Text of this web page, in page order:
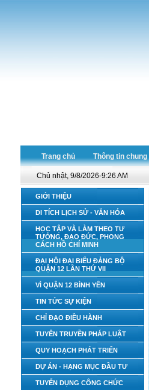
Trang chủ Thông tin chung
Chủ nhật, 9/8/2026-9:26 AM
GIỚI THIỆU
DI TÍCH LỊCH SỬ - VĂN HÓA
HỌC TẬP VÀ LÀM THEO TƯ
TƯỞNG, ĐẠO ĐỨC, PHONG
CÁCH HỒ CHÍ MINH
ĐẠI HỘI ĐẠI BIỂU ĐẢNG BỘ
QUẬN 12 LẦN THỨ VII
VÌ QUẬN 12 BÌNH YÊN
TIN TỨC SỰ KIỆN
CHỈ ĐẠO ĐIỀU HÀNH
TUYÊN TRUYỀN PHÁP LUẬT
QUY HOẠCH PHÁT TRIỂN
DỰ ÁN - HẠNG MỤC ĐẦU TƯ
TUYỂN DỤNG CÔNG CHỨC